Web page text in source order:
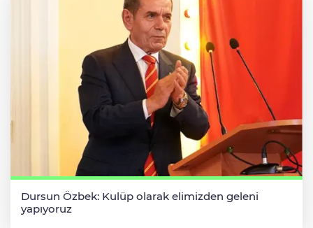
Dursun Özbek: Kulüp olarak elimizden geleni
yapıyoruz